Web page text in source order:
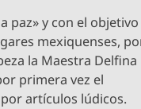
paz» y con el objetivo
mexiquenses,
la Maestra Delfina
primera vez el
artículos lúdicos.